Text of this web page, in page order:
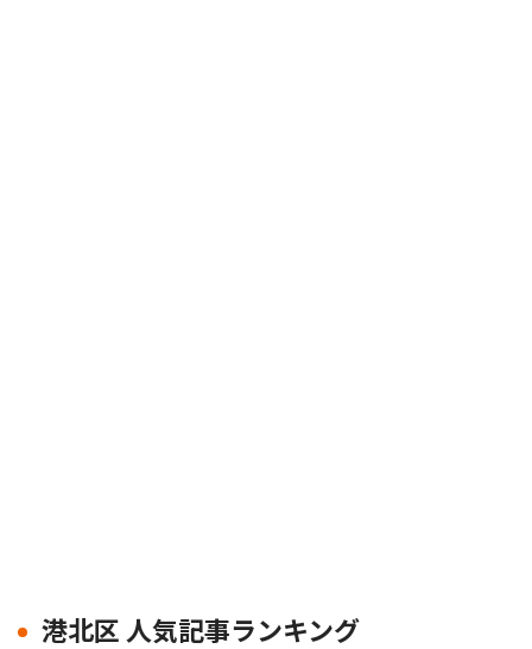
港北区 人気記事ランキング